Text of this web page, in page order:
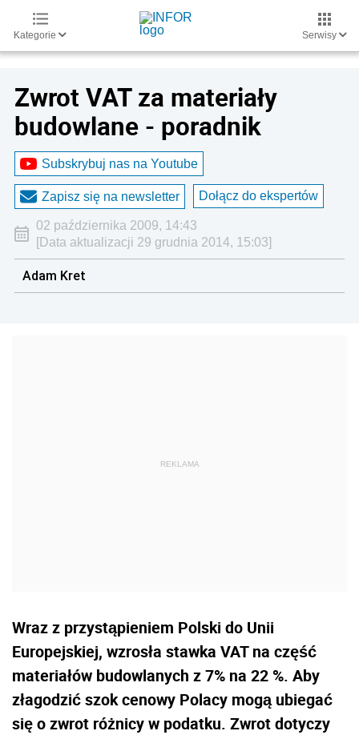
Kategorie Serwisy
Zwrot VAT za materiały
budowlane - poradnik
Subskrybuj nas na Youtube
Zapisz się na newsletter Dołącz do ekspertów
02 października 2009, 14:43
[Data aktualizacji 29 grudnia 2014, 15:03]
Adam Kret
Wraz z przystąpieniem Polski do Unii
Europejskiej, wzrosła stawka VAT na część
materiałów budowlanych z 7% na 22 %. Aby
złagodzić szok cenowy Polacy mogą ubiegać
się o zwrot różnicy w podatku. Zwrot dotyczy